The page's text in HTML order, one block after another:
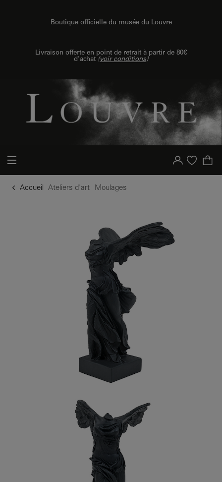
Boutique officielle du musée du Louvre
Livraison offerte en point de retrait à partir de 80€
d'achat (voir conditions)
Votre compte
Liste d'achat
Accueil Ateliers d'art Moulages